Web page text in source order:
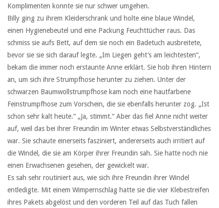
Komplimenten konnte sie nur schwer umgehen.
Billy ging zu ihrem Kleiderschrank und holte eine blaue Windel,
einen Hygienebeutel und eine Packung Feuchttücher raus. Das
schmiss sie aufs Bett, auf dem sie noch ein Badetuch ausbreitete,
bevor sie sie sich darauf legte. „Im Liegen geht’s am leichtesten“,
bekam die immer noch erstaunte Anne erklärt. Sie hob ihren Hintern
an, um sich ihre Strumpfhose herunter zu ziehen. Unter der
schwarzen Baumwollstrumpfhose kam noch eine hautfarbene
Feinstrumpfhose zum Vorschein, die sie ebenfalls herunter zog. „Ist
schon sehr kalt heute.“ „Ja, stimmt.“ Aber das fiel Anne nicht weiter
auf, weil das bei ihrer Freundin im Winter etwas Selbstverständliches
war. Sie schaute einerseits fasziniert, andererseits auch irritiert auf
die Windel, die sie am Körper ihrer Freundin sah. Sie hatte noch nie
einen Erwachsenen gesehen, der gewickelt war.
Es sah sehr routiniert aus, wie sich ihre Freundin ihrer Windel
entledigte. Mit einem Wimpernschlag hatte sie die vier Klebestreifen
ihres Pakets abgelöst und den vorderen Teil auf das Tuch fallen